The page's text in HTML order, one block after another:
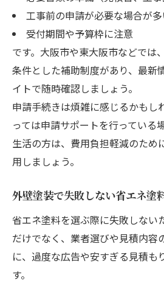
工事前の申請が必要な場合が
受付期間や予算枠に注意
です。大阪市や東大阪市などでは
条件とした補助制度があり、最新
イトで随時確認しましょう。
申請手続きは煩雑に感じるかもし
っては申請サポートを行っている
生活の方は、費用負担軽減のため
用しましょう。
外壁塗装で失敗しない省エネ塗
省エネ塗料を選ぶ際に失敗しない
だけでなく、業者選びや見積内容
に、過度な広告や安すぎる見積も
す。